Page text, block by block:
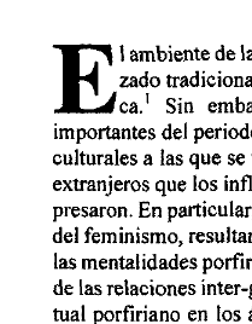
E
I ambiente de
zado
ca.'   Sin
importantes del
culturales a  las que
extranjeros que los
presaron. En particular,
del feminismo,
las mentalidades
de las relaciones inter-
tual porfinano en los